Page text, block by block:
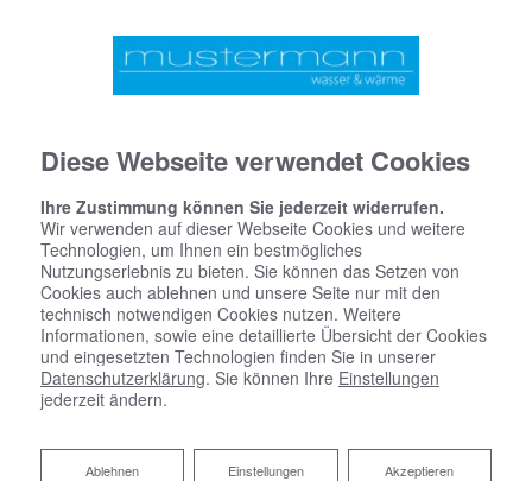
Sicherheitstechnik von
asdasdasdasdasd
Diese Webseite verwendet Cookies
Ihre Zustimmung können Sie jederzeit widerrufen.
Wir verwenden auf dieser Webseite Cookies und weitere
Technologien, um Ihnen ein bestmögliches
Nutzungserlebnis zu bieten. Sie können das Setzen von
Cookies auch ablehnen und unsere Seite nur mit den
technisch notwendigen Cookies nutzen. Weitere
Informationen, sowie eine detaillierte Übersicht der Cookies
und eingesetzten Technologien finden Sie in unserer
Datenschutzerklärung. Sie können Ihre Einstellungen
jederzeit ändern.
Akzeptieren
Einstellungen
Reject
Ablehnen